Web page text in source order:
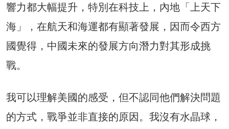
響力都大幅提升，特別在科技上，內地「上天下
海」，在航天和海運都有顯著發展，因而令西方
國覺得，中國未來的發展方向潛力對其形成挑
戰。
我可以理解美國的感受，但不認同他們解決問題
的方式，戰爭並非直接的原因。我沒有水晶球，